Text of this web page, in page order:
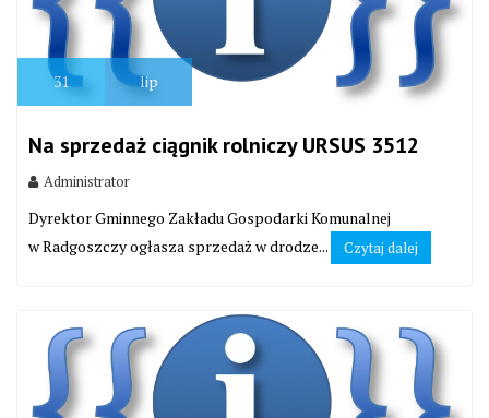
31 lip
Na sprzedaż ciągnik rolniczy URSUS 3512
Administrator
Dyrektor Gminnego Zakładu Gospodarki Komunalnej
w Radgoszczy ogłasza sprzedaż w drodze...
Czytaj dalej